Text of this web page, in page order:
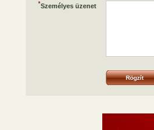
*Személyes üzenet
Rögzít